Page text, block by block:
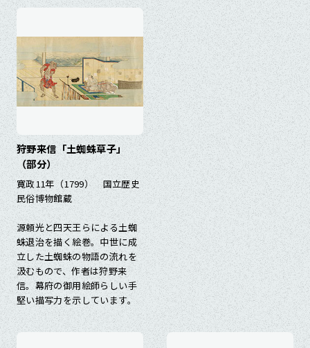
狩野来信「土蜘蛛草子」
（部分）
寛政11年（1799） 国立歴史
民俗博物館蔵
源頼光と四天王らによる土蜘
蛛退治を描く絵巻。中世に成
立した土蜘蛛の物語の流れを
汲むもので、作者は狩野来
信。幕府の御用絵師らしい手
堅い描写力を示しています。